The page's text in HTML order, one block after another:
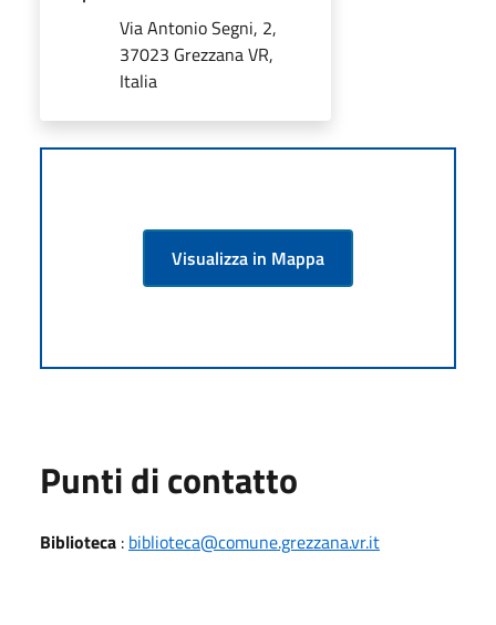
Via Antonio Segni, 2,
37023 Grezzana VR,
Italia
Visualizza in Mappa
Punti di contatto
Biblioteca : biblioteca@comune.grezzana.vr.it